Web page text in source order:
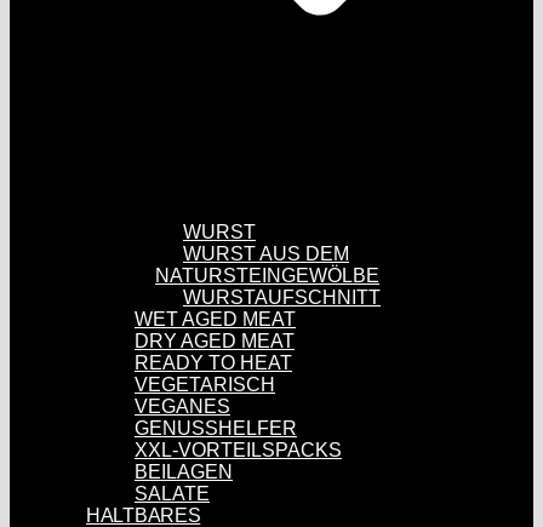
WURST
WURST AUS DEM
NATURSTEINGEWÖLBE
WURSTAUFSCHNITT
WET AGED MEAT
DRY AGED MEAT
READY TO HEAT
VEGETARISCH
VEGANES
GENUSSHELFER
XXL-VORTEILSPACKS
BEILAGEN
SALATE
HALTBARES